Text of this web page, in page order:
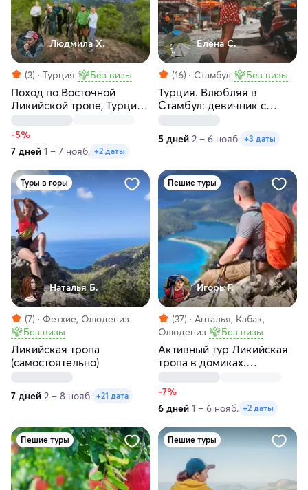
Людмила Х.
(3) Турция Без визы
Поход по Восточной
Ликийской тропе, Турция:
Ликия
-5%
7 дней 1 – 7 нояб. +2 даты
Елена С.
(16) Стамбул Без визы
Турция. Влюбляя в
Стамбул: девичник с
5 дней 2 – 6 нояб. +3 даты
Туры в горы
Наталья Б.
(7)
Фетхие, Олюдениз
Без визы
Ликийская тропа
(самостоятельно)
7 дней 2 – 8 нояб. +21 дата
Пешие туры
Игорь Г.
(37)
Анталья, Кабак,
Олюдениз
Без визы
Активный тур Ликийская
тропа в домиках.
-7%
6 дней 1 – 6 нояб. +2 даты
Пешие туры Пешие туры